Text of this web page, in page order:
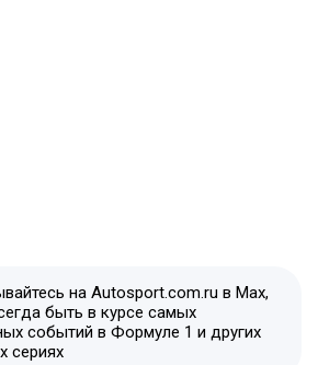
на Autosport.com.ru в Max,
быть в курсе самых
событий в Формуле 1 и других
сериях